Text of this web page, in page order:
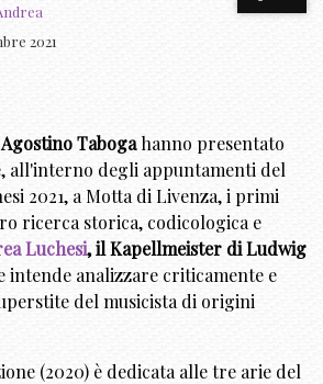
2021
Agostino Tabogahanno presentato
all'interno degli appuntamenti del
2021, a Motta di Livenza, i primi
ricerca storica, codicologica e
Luchesi, il Kapellmeister di Ludwig
intende analizzare criticamente e
del musicista di origini
(2020) è dedicata alle tre arie del